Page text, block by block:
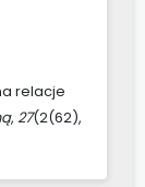
relacje
, 27(2(62),